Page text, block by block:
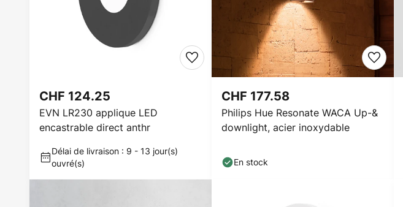
EVN LR230 applique LED
encastrable direct anthr
CHF 124.25
Délai de livraison : 9 - 13 jour(s)
ouvré(s)
Philips Hue Resonate WACA Up-&
downlight, acier inoxydable
CHF 177.58
En stock